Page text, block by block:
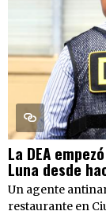
La DEA
Luna desde
Un agente
restaurante en